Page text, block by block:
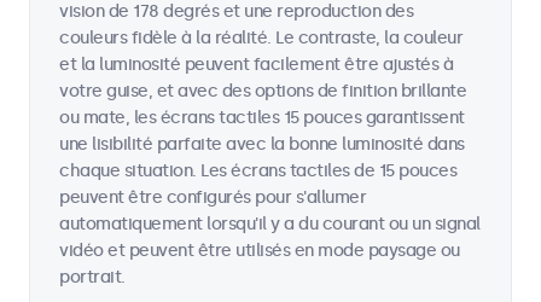
vision de 178 degrés et une reproduction des
couleurs fidèle à la réalité. Le contraste, la couleur
et la luminosité peuvent facilement être ajustés à
votre guise, et avec des options de finition brillante
ou mate, les écrans tactiles 15 pouces garantissent
une lisibilité parfaite avec la bonne luminosité dans
chaque situation. Les écrans tactiles de 15 pouces
peuvent être configurés pour s'allumer
automatiquement lorsqu'il y a du courant ou un signal
vidéo et peuvent être utilisés en mode paysage ou
portrait.